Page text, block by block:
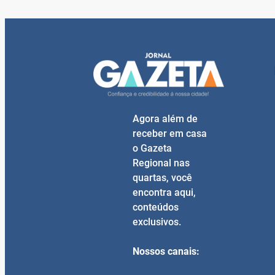
Agora além de
receber em casa
o Gazeta
Regional nas
quartas, você
encontra aqui,
conteúdos
exclusivos.
Nossos canais: